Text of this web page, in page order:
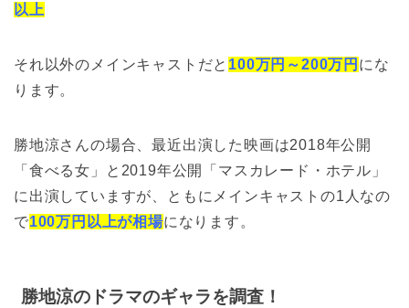
以上
それ以外のメインキャストだと 100万円～200万円 にな
ります。
勝地涼さんの場合、最近出演した映画は2018年公開
「食べる女」と2019年公開「マスカレード・ホテル」
に出演していますが、ともにメインキャストの1人なの
で100万円以上が相場になります。
勝地涼のドラマのギャラを調査！